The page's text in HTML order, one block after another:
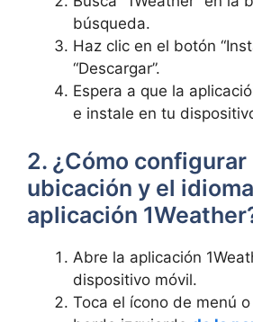
búsqueda.
Haz clic en el botón
“Descargar”.
Espera a que la
e instale en tu
2. ¿Cómo configurar
ubicación y el
aplicación
Abre la aplicación
dispositivo móvil.
Toca el ícono de menú